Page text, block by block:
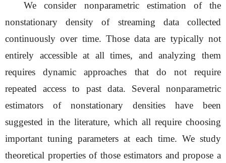
We consider nonparametric estimation of the
nonstationary density of streaming data collected
continuously over time. Those data are typically not
entirely accessible at all times, and analyzing them
requires dynamic approaches that do not require
repeated access to past data. Several nonparametric
estimators of nonstationary densities have been
suggested in the literature, which all require choosing
important tuning parameters at each time. We study
theoretical properties of those estimators and propose a